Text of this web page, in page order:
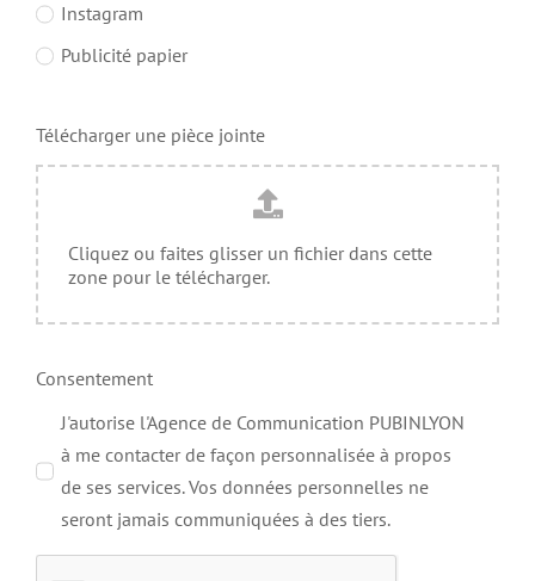
Instagram
Publicité papier
Télécharger une pièce jointe
Cliquez ou faites glisser un fichier dans cette
zone pour le télécharger.
Consentement
J'autorise l'Agence de Communication PUBINLYON
à me contacter de façon personnalisée à propos
de ses services. Vos données personnelles ne
seront jamais communiquées à des tiers.